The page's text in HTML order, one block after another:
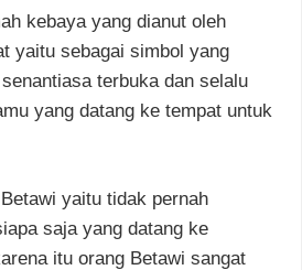
kebaya yang dianut oleh
yaitu sebagai simbol yang
terbuka dan selalu
yang datang ke tempat untuk
yaitu tidak pernah
saja yang datang ke
itu orang Betawi sangat